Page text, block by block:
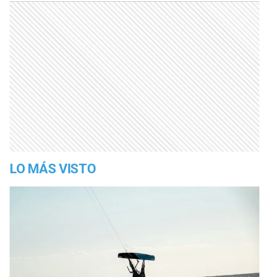
LO MÁS VISTO